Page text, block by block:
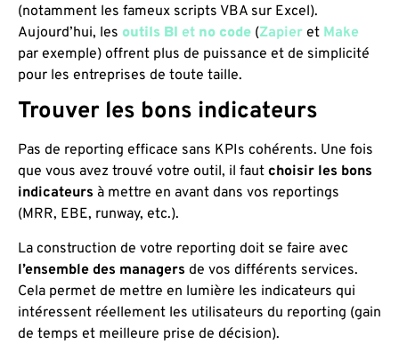
(notamment les fameux scripts VBA sur Excel).
Aujourd’hui, les outils BI et no code (Zapier et Make
par exemple) offrent plus de puissance et de simplicité
pour les entreprises de toute taille.
Trouver les bons indicateurs
Pas de reporting efficace sans KPIs cohérents. Une fois
que vous avez trouvé votre outil, il faut choisir les bons
indicateurs à mettre en avant dans vos reportings
(MRR, EBE, runway, etc.).
La construction de votre reporting doit se faire avec
l’ensemble des managers de vos différents services.
Cela permet de mettre en lumière les indicateurs qui
intéressent réellement les utilisateurs du reporting (gain
de temps et meilleure prise de décision).